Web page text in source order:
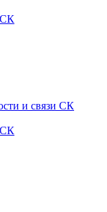
СК
и связи СК
СК